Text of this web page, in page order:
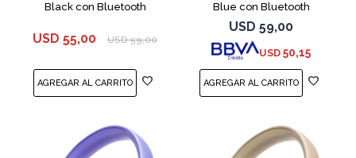
Black con Bluetooth
USD 55,00 USD 59,00
Blue con Bluetooth
USD 59,00
USD 50,15